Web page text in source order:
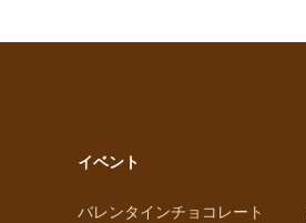
イベント
バレンタインチョコレート